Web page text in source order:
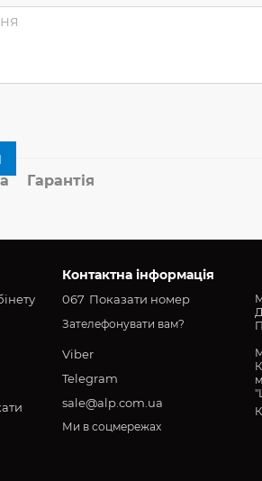
Гарантія
Контактна інформація
067 Показати номер
Зателефонувати вам?
Viber
Telegram
sale@alp.com.ua
Ми в соцмережах